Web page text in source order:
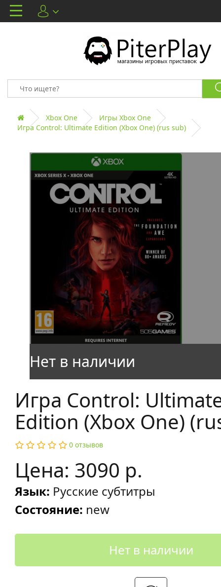
Xbox One
Игры Xbox One
Игра Control: Ultimate Edition (Xbox One) (rus sub)
Игра Control:
Edition (Xbox One)
0 отзывов
Цена: 3090 р.
Язык: Русские субтитры
Состояние: new
Нет в наличии